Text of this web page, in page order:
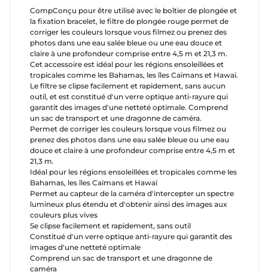
CompConçu pour être utilisé avec le boîtier de plongée et
la fixation bracelet, le filtre de plongée rouge permet de
corriger les couleurs lorsque vous filmez ou prenez des
photos dans une eau salée bleue ou une eau douce et
claire à une profondeur comprise entre 4,5 m et 21,3 m.
Cet accessoire est idéal pour les régions ensoleillées et
tropicales comme les Bahamas, les îles Caïmans et Hawaï.
Le filtre se clipse facilement et rapidement, sans aucun
outil, et est constitué d'un verre optique anti-rayure qui
garantit des images d'une netteté optimale. Comprend
un sac de transport et une dragonne de caméra.
Permet de corriger les couleurs lorsque vous filmez ou
prenez des photos dans une eau salée bleue ou une eau
douce et claire à une profondeur comprise entre 4,5 m et
21,3 m.
Idéal pour les régions ensoleillées et tropicales comme les
Bahamas, les îles Caïmans et Hawaï
Permet au capteur de la caméra d'intercepter un spectre
lumineux plus étendu et d'obtenir ainsi des images aux
couleurs plus vives
Se clipse facilement et rapidement, sans outil
Constitué d'un verre optique anti-rayure qui garantit des
images d'une netteté optimale
Comprend un sac de transport et une dragonne de
caméra